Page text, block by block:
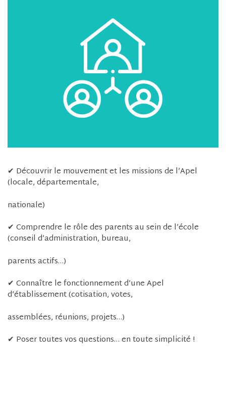
✔ Découvrir le mouvement et les missions de l’Apel
(locale, départementale,
nationale)
✔ Comprendre le rôle des parents au sein de l’école
(conseil d’administration, bureau,
parents actifs…)
✔ Connaître le fonctionnement d’une Apel
d’établissement (cotisation, votes,
assemblées, réunions, projets…)
✔ Poser toutes vos questions… en toute simplicité !